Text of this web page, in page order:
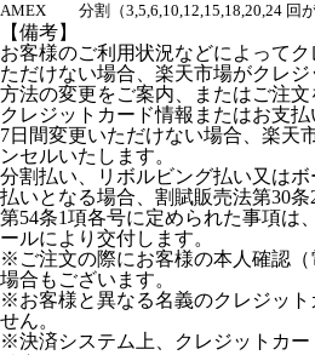
AMEX
分割（3,5,6,10,12,15,18,20,24 回
【備考】
お客様のご利用状況などによって
ただけない場合、楽天市場がクレ
方法の変更をご案内、またはご注文
クレジットカード情報またはお支払
7日間変更いただけない場合、楽天
ンセルいたします。
分割払い、リボルビング払い又は
払いとなる場合、割賦販売法第30条
第54条1項各号に定められた事項は
ールにより交付します。
※ご注文の際にお客様の本人確認（
場合もございます。
※お客様と異なる名義のクレジット
せん。
※決済システム上、クレジットカー